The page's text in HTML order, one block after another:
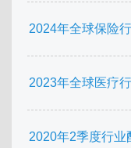
2024年全球保险
2023年全球医疗
2020年2季度行业